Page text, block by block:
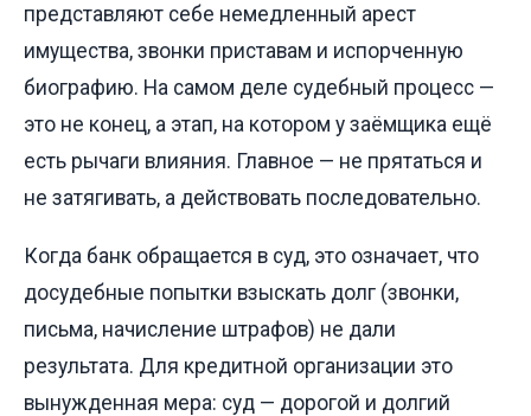
представляют себе немедленный арест
имущества, звонки приставам и испорченную
биографию. На самом деле судебный процесс —
это не конец, а этап, на котором у заёмщика ещё
есть рычаги влияния. Главное — не прятаться и
не затягивать, а действовать последовательно.
Когда банк обращается в суд, это означает, что
досудебные попытки взыскать долг (звонки,
письма, начисление штрафов) не дали
результата. Для кредитной организации это
вынужденная мера: суд — дорогой и долгий